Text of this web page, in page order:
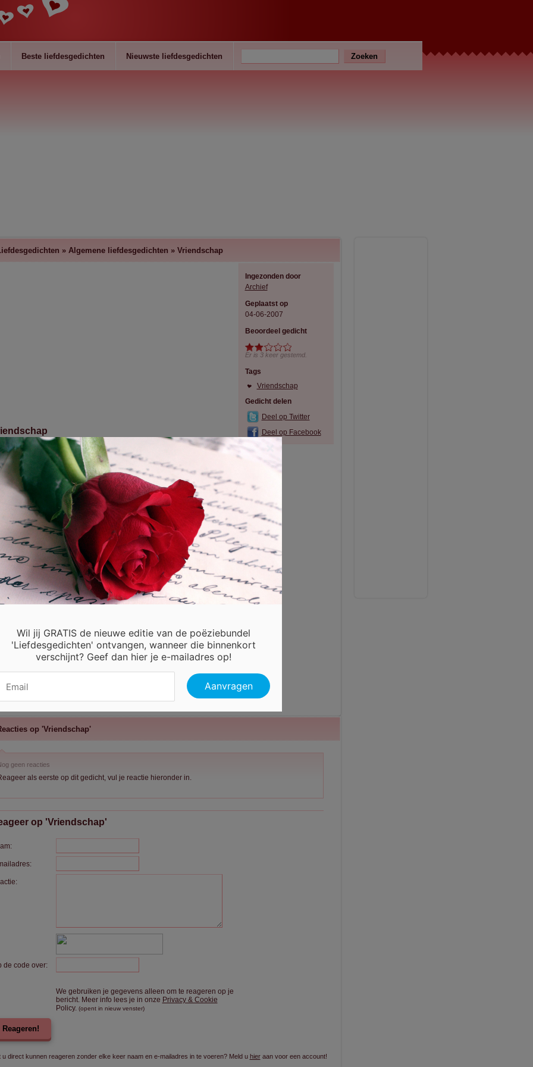
Beste liefdesgedichten Nieuwste liefdesgedichten
» Algemene liefdesgedichten » Vriendschap
Ingezonden door
Archief
Geplaatst op
04-06-2007
Beoordeel gedicht
Er is 3keer gestemd.
Tags
Vriendschap
Gedicht delen
Deel op Twitter
Deel op Facebook
is als een sigaar!
maar waar.
hij stookt, hij stinkt.
echte vriendschap blinkt.
er op vertrouwen, een huisje bouwen!
plots is de vriendschap stuk,
zeggen de mensen!... , dat meisje
nooit geluk!
op 'Vriendschap'
geen reacties
als eerste op dit gedicht, vul je reactie hieronder in.
op 'Vriendschap'
de code over:
We gebruiken je gegevens alleen om te reageren op je
bericht. Meer info lees je in onze Privacy & Cookie
Policy. (opent in nieuw venster)
Reageren!
u direct kunnen reageren zonder elke keer naam en e-mailadres in te voeren? Meld u hieraan voor een account!
Wil jij GRATIS de nieuwe editie van de poëziebundel
'Liefdesgedichten' ontvangen, wanneer die binnenkort
verschijnt? Geef dan hier je e-mailadres op!